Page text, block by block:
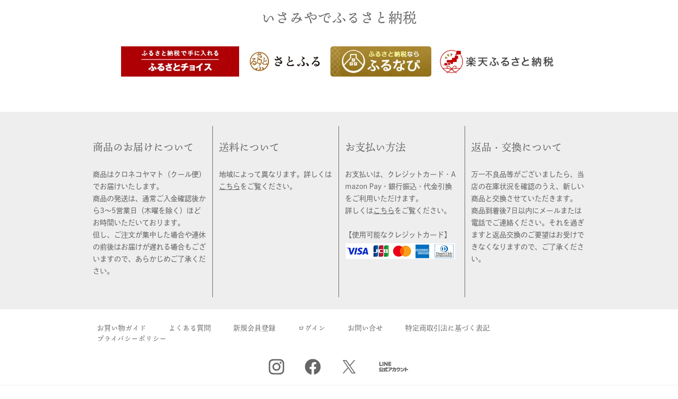
いさみやでふるさと納税
商品のお届けについて
商品はクロネコヤマト（クール便）
でお届けいたします。
商品の発送は、通常ご入金確認後か
ら3〜5営業日（木曜を除く）ほど
お時間いただいております。
但し、ご注文が集中した場合や連休
の前後はお届けが遅れる場合もござ
いますので、あらかじめご了承くだ
さい。
送料について
地域によって異なります。詳しくは
こちら をご覧ください。
お支払い方法
お支払いは、クレジットカード・A
mazon Pay・銀行振込・代金引換
をご利用いただけます。
詳しくは こちら をご覧ください。
【使用可能なクレジットカード】
返品・交換について
万一不良品等がございましたら、当
店の在庫状況を確認のうえ、新しい
商品と交換させていただきます。
商品到着後7日以内にメールまたは
電話でご連絡ください。それを過ぎ
ますと返品交換のご要望はお受けで
きなくなりますので、ご了承くださ
い。
お買い物ガイド よくある質問 新規会員登録 ログイン お問い合せ
特定商取引法に基づく表記
プライバシーポリシー